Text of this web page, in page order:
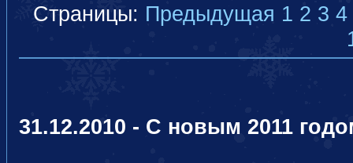
Страницы: Предыдущая 1 2 3 4
31.12.2010 - С новым 2011